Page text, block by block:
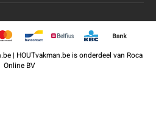
| HOUTvakman.be is onderdeel van Roca
Online BV